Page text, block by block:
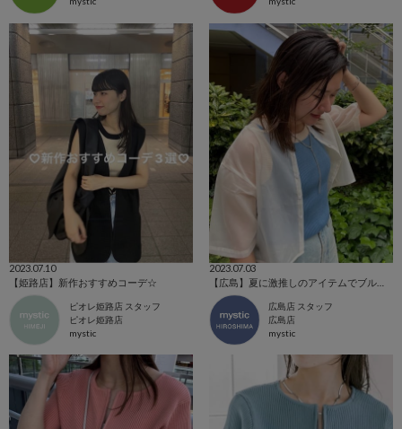
2023.07.10
【姫路店】新作おすすめコーデ☆
ピオレ姫路店 スタッフ
ピオレ姫路店
mystic
2023.07.03
【広島】夏に激推しのアイテムでブルーコーデ特集♡
広島店 スタッフ
広島店
mystic